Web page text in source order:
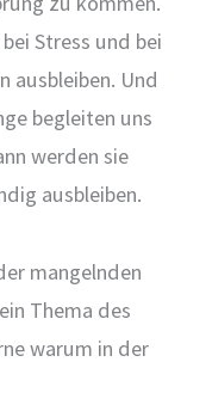
Stress und bei
ausbleiben. Und
begleiten uns
werden sie
ausbleiben.
mangelnden
Thema des
warum in der